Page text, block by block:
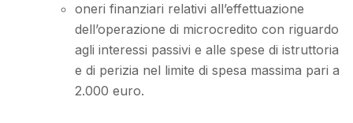
oneri finanziari relativi all’effettuazione
dell’operazione di microcredito con riguardo
agli interessi passivi e alle spese di istruttoria
e di perizia nel limite di spesa massima pari a
2.000 euro.